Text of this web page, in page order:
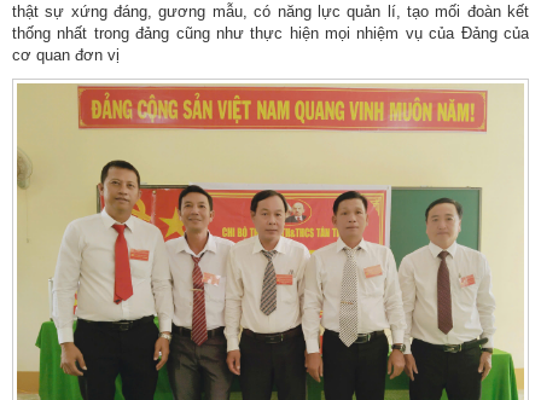
thật sự xứng đáng, gương mẫu, có năng lực quản lí, tạo mối đoàn kết
thống nhất trong đảng cũng như thực hiện mọi nhiệm vụ của Đảng của
cơ quan đơn vị